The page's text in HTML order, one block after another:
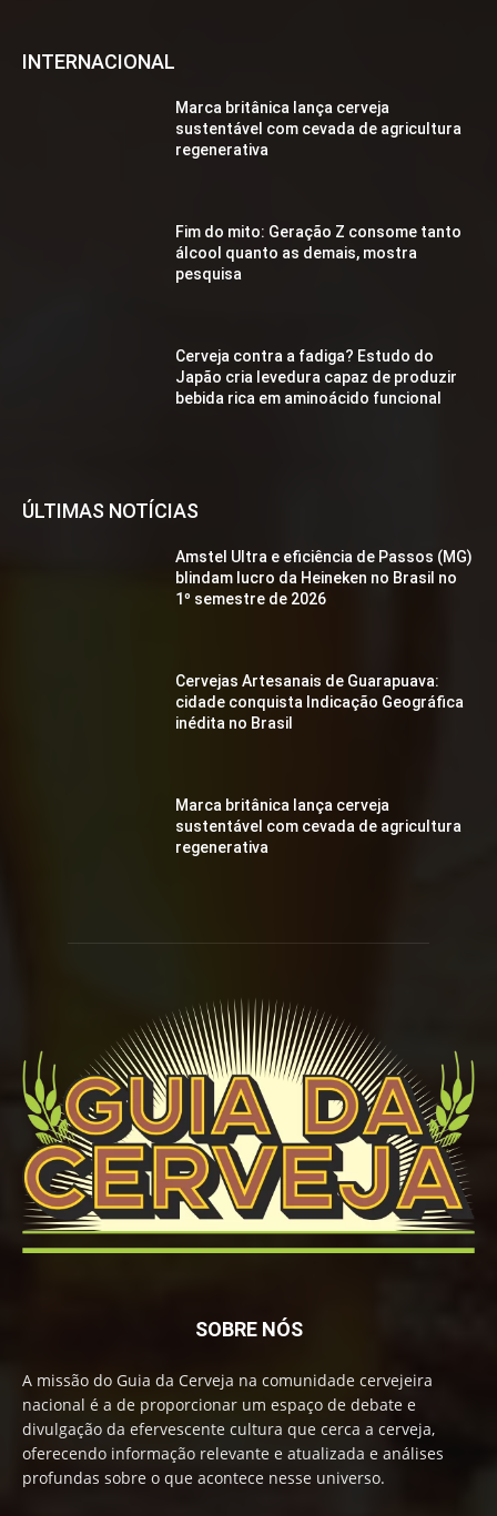
INTERNACIONAL
Marca britânica lança cerveja
sustentável com cevada de agricultura
regenerativa
Fim do mito: Geração Z consome tanto
álcool quanto as demais, mostra
pesquisa
Cerveja contra a fadiga? Estudo do
Japão cria levedura capaz de produzir
bebida rica em aminoácido funcional
ÚLTIMAS NOTÍCIAS
Amstel Ultra e eficiência de Passos (MG)
blindam lucro da Heineken no Brasil no
1º semestre de 2026
Cervejas Artesanais de Guarapuava:
cidade conquista Indicação Geográfica
inédita no Brasil
Marca britânica lança cerveja
sustentável com cevada de agricultura
regenerativa
SOBRE NÓS
A missão do Guia da Cerveja na comunidade cervejeira
nacional é a de proporcionar um espaço de debate e
divulgação da efervescente cultura que cerca a cerveja,
oferecendo informação relevante e atualizada e análises
profundas sobre o que acontece nesse universo.